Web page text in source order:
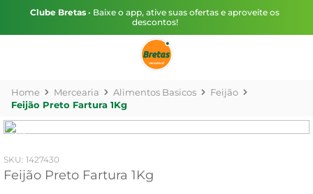
Clube Bretas • Baixe o app, ative suas ofertas e aproveite os
descontos!
Mercearia Alimentos Basicos
Feijão
Feijão Preto Fartura 1Kg
: 1427430
Feijão Preto Fartura 1Kg